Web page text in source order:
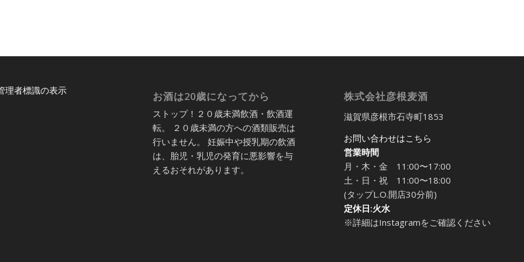
理者標識の表示 お酒は20歳になってから
ストップ！２０歳未満飲酒・飲酒運
転。 ２０歳未満の方への酒類販売は
行いません。 妊娠中や授乳期の飲酒
は、胎児・乳児の発育に悪影響を与
えるおそれがあります。
株式会社彦根麦酒
滋賀県彦根市石寺町1853
お問い合わせはこちら
営業時間
月・木・金 11:00〜17:00
土・日・祝 11:00〜18:00
(タップL.O.開店30分前)
定休日:火水
※詳細はInstagramをご確認ください